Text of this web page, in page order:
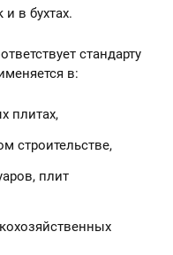
и в бухтах.
стандарту
в:
плитах,
строительстве,
плит